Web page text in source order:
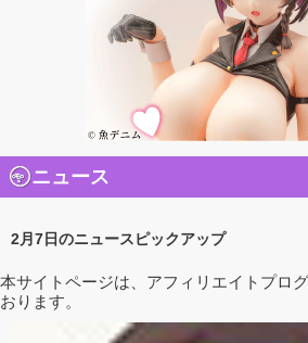
ニュース
2月7日のニュースピックアップ
本サイトページは、アフィリエイトプロ
おります。